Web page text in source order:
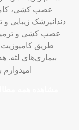
عصب کشی،
دندانپزشک زیبایی
عصب کشی و
طریق
بیماری‌های